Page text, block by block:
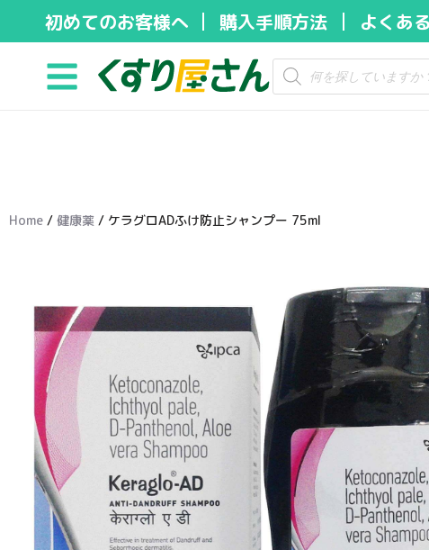
キ
初めてのお客様へ 購入手順方法 よくあ
Home / 健康薬 / ケラグロADふけ防止シャンプー 75ml